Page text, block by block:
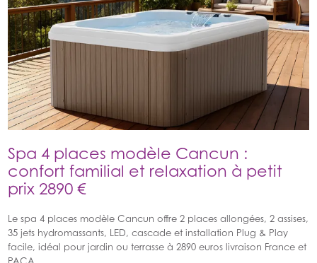
Spa 4 places modèle Cancun :
confort familial et relaxation à petit
prix 2890 €
Le spa 4 places modèle Cancun offre 2 places allongées, 2 assises,
35 jets hydromassants, LED, cascade et installation Plug & Play
facile, idéal pour jardin ou terrasse à 2890 euros livraison France et